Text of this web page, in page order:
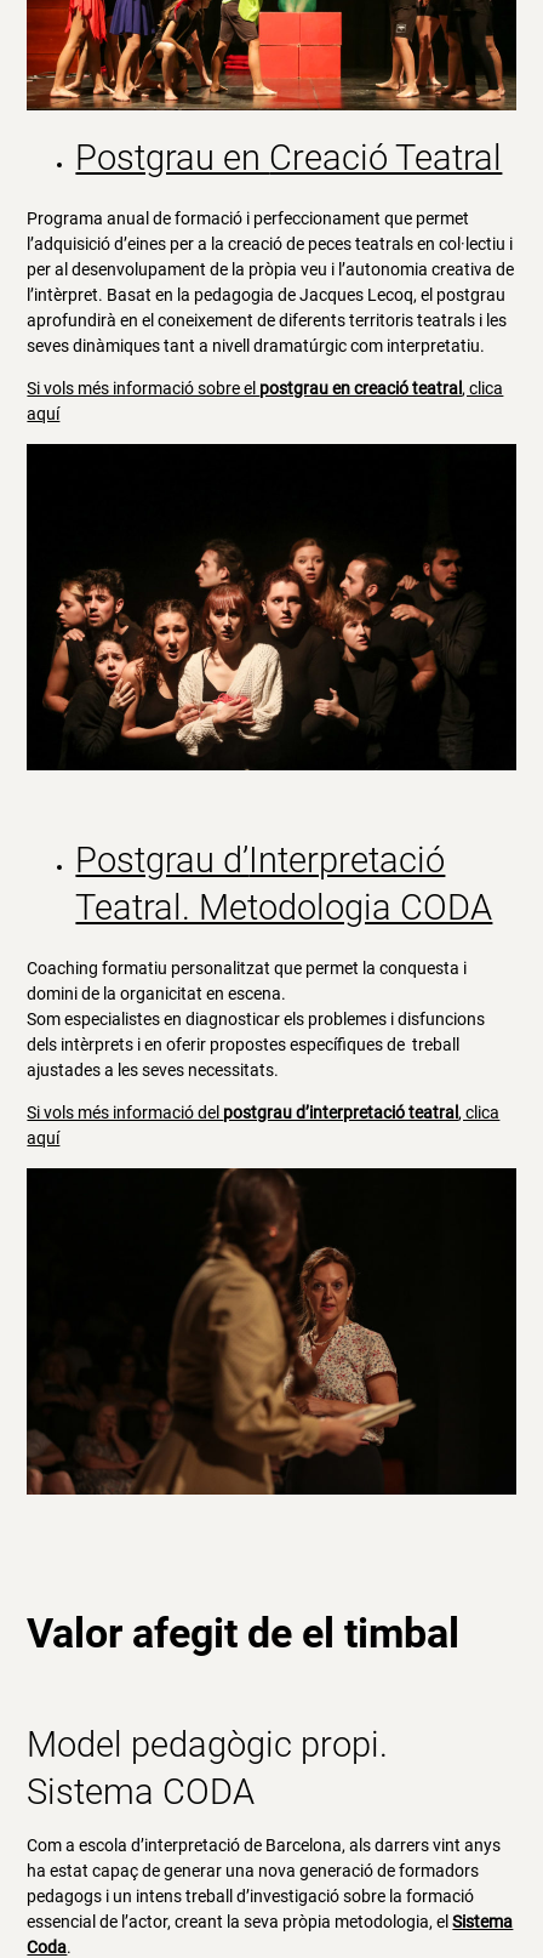
Postgrau en Creació Teatral
Programa anual de formació i perfeccionament que permet
l’adquisició d’eines per a la creació de peces teatrals en col·lectiu i
per al desenvolupament de la pròpia veu i l’autonomia creativa de
l’intèrpret. Basat en la pedagogia de Jacques Lecoq, el postgrau
aprofundirà en el coneixement de diferents territoris teatrals i les
seves dinàmiques tant a nivell dramatúrgic com interpretatiu.
Si vols més informació sobre el postgrau en creació teatral, clica
aquí
Postgrau d’Interpretació
Teatral. Metodologia CODA
Coaching formatiu personalitzat que permet la conquesta i
domini de la organicitat en escena.
Som especialistes en diagnosticar els problemes i disfuncions
dels intèrprets i en oferir propostes específiques de treball
ajustades a les seves necessitats.
Si vols més informació del postgrau d’interpretació teatral, clica
aquí
Valor afegit de el timbal
Model pedagògic propi.
Sistema CODA
Com a escola d’interpretació de Barcelona, als darrers vint anys
ha estat capaç de generar una nova generació de formadors
pedagogs i un intens treball d’investigació sobre la formació
essencial de l’actor, creant la seva pròpia metodologia, elSistema
Coda.